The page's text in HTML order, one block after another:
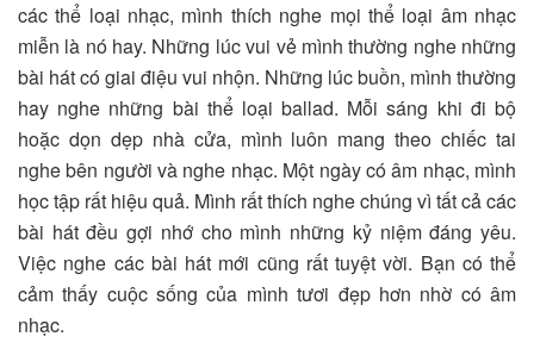
các thể loại nhạc, mình thích nghe mọi thể loại âm nhạc
miễn là nó hay. Những lúc vui vẻ mình thường nghe những
bài hát có giai điệu vui nhộn. Những lúc buồn, mình thường
hay nghe những bài thể loại ballad. Mỗi sáng khi đi bộ
hoặc dọn dẹp nhà cửa, mình luôn mang theo chiếc tai
nghe bên người và nghe nhạc. Một ngày có âm nhạc, mình
học tập rất hiệu quả. Mình rất thích nghe chúng vì tất cả các
bài hát đều gợi nhớ cho mình những kỷ niệm đáng yêu.
Việc nghe các bài hát mới cũng rất tuyệt vời. Bạn có thể
cảm thấy cuộc sống của mình tươi đẹp hơn nhờ có âm
nhạc.